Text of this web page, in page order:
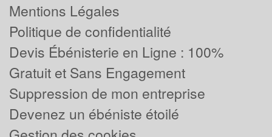
Mentions Légales
Politique de confidentialité
Devis Ébénisterie en Ligne : 100%
Gratuit et Sans Engagement
Suppression de mon entreprise
Devenez un ébéniste étoilé